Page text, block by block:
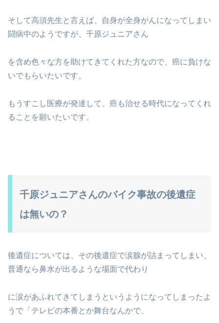
そして高須先生と言えば、自身が全身がんになってしまい
闘病中のようですが、千原ジュニアさん
を含め色々な方を助けてきてくれた方なので、癌に負けな
いでもらいたいです。
もうすこし医療が発達して、癌も治せる時代になってくれ
ることを願いたいです。
千原ジュニアさんのバイク事故の後遺症
は無いの？
後遺症については、その後遺症で涙腺が詰まってしまい、
普通なら鼻水が出るような場面で代わり
に涙があふれてきてしまうというようになってしまったよ
うで「テレビの本番とか舞台なんかで、